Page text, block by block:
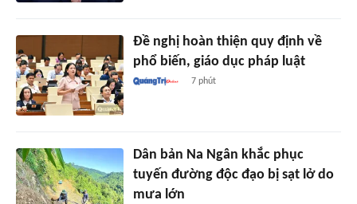
Đề nghị hoàn thiện quy định về
phổ biến, giáo dục pháp luật
7 phút
Dân bản Na Ngân khắc phục
tuyến đường độc đạo bị sạt lở do
mưa lớn